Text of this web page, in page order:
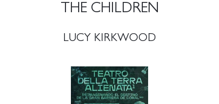
THE CHILDREN
LUCY KIRKWOOD